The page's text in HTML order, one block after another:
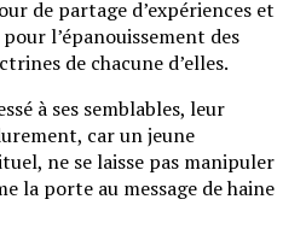
de partage d’expériences et
l’épanouissement des
de chacune d’elles.
à ses semblables, leur
car un jeune
ne se laisse pas manipuler
la porte au message de haine